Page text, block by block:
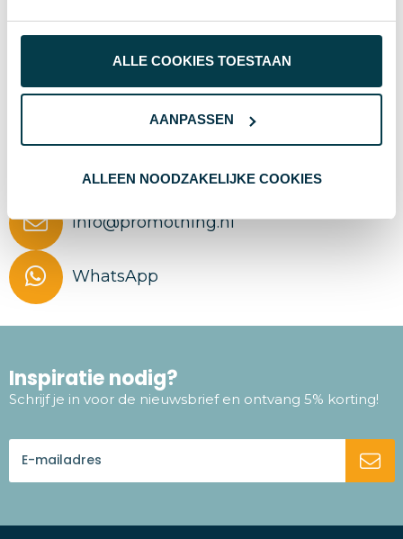
ALLE COOKIES TOESTAAN
AANPASSEN
ALLEEN NOODZAKELIJKE COOKIES
met jarenlange ervaring in het bedrukken van
promotionele producten met logo. We beantwoorden
al je vragen en denken met je mee, van duurzame
merchandise. Altijd passend bij je merk, doelgroep en
info@promothing.nl
WhatsApp
Inspiratie nodig?
Schrijf je in voor de nieuwsbrief en ontvang 5% korting!